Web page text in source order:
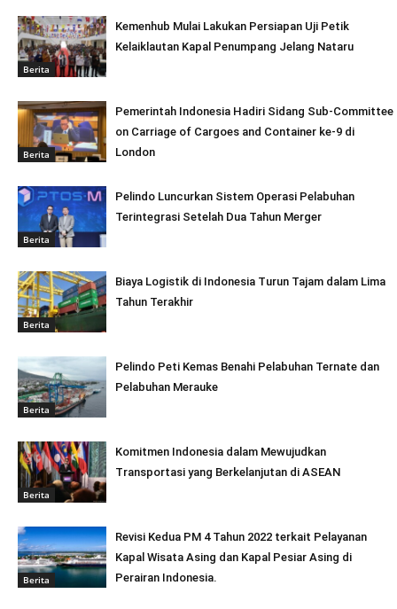
Berita
Kemenhub Mulai Lakukan Persiapan Uji Petik
Kelaiklautan Kapal Penumpang Jelang Nataru
Berita
Pemerintah Indonesia Hadiri Sidang Sub-Committee
on Carriage of Cargoes and Container ke-9 di
London
Berita
Pelindo Luncurkan Sistem Operasi Pelabuhan
Terintegrasi Setelah Dua Tahun Merger
Berita
Biaya Logistik di Indonesia Turun Tajam dalam Lima
Tahun Terakhir
Berita
Pelindo Peti Kemas Benahi Pelabuhan Ternate dan
Pelabuhan Merauke
Berita
Komitmen Indonesia dalam Mewujudkan
Transportasi yang Berkelanjutan di ASEAN
Berita
Revisi Kedua PM 4 Tahun 2022 terkait Pelayanan
Kapal Wisata Asing dan Kapal Pesiar Asing di
Perairan Indonesia.